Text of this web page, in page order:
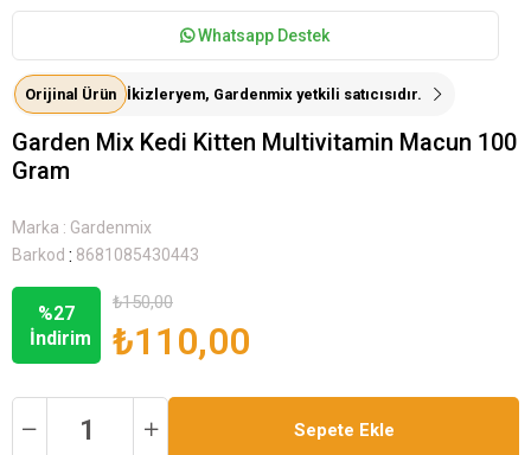
Whatsapp Destek
Orijinal Ürün İkizleryem, Gardenmix yetkili satıcısıdır.
Garden Mix Kedi Kitten Multivitamin Macun 100
Gram
Marka : Gardenmix
Barkod : 8681085430443
%27
İndirim
₺150,00
₺110,00